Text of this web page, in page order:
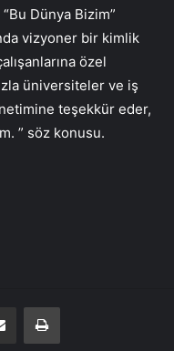
Dünya Bizim”
vizyoner bir kimlik
özel
üniversiteler ve iş
teşekkür eder,
” söz konusu.
E-Posta ile paylaş Yazdır